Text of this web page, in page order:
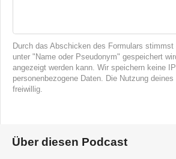
Durch das Abschicken des Formulars
unter "Name oder Pseudonym" gespeichert
angezeigt werden kann. Wir speichern keine
personenbezogene Daten. Die Nutzung
freiwillig.
Über diesen Podcast